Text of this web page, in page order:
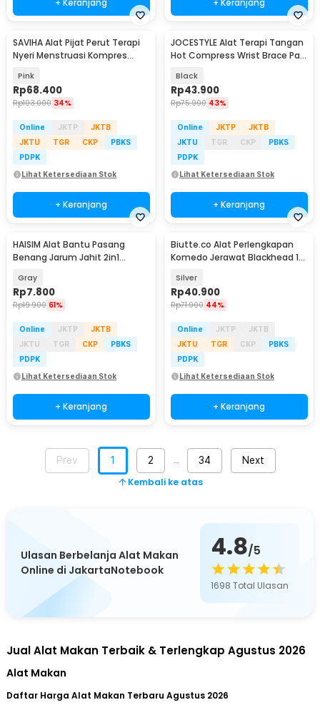
SAVIHA Alat Pijat Perut Terapi
Nyeri Menstruasi Kompres
Pink
Rp68.400
Rp103.000 34%
Online JKTP
JKTB
JKTU
TGR CKP
PBKS
PDPK
Lihat Ketersediaan Stok
+ Keranjang
JOCESTYLE Alat Terapi Tangan
Hot Compress Wrist Brace Pain
Black
Rp43.900
Rp75.900 43%
Online JKTP
JKTB
JKTU
TGR CKP
PBKS
PDPK
Lihat Ketersediaan Stok
+ Keranjang
HAISIM Alat Bantu Pasang
Benang Jarum Jahit 2in1
Gray
Rp7.800
Rp19.900 61%
Online JKTP
JKTB
JKTU
TGR CKP
PBKS
PDPK
Lihat Ketersediaan Stok
+ Keranjang
Biutte.co Alat Perlengkapan
Komedo Jerawat Blackhead 14
Silver
Rp40.900
Rp71.900 44%
Online JKTP
JKTB
JKTU
TGR CKP
PBKS
PDPK
Lihat Ketersediaan Stok
+ Keranjang
Prev 1 2 34 Next
Kembali ke atas
Ulasan Berbelanja Alat Makan
Online di JakartaNotebook
4.8/5
1698 Total Ulasan
Jual Alat Makan Terbaik & Terlengkap Agustus 2026
Alat Makan
Daftar Harga Alat Makan Terbaru Agustus 2026